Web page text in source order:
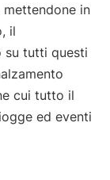
mettendone in
il
su tutti questi
cui tutto il
ed eventi